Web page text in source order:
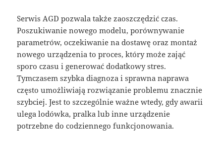
Serwis AGD pozwala także zaoszczędzić czas.
Poszukiwanie nowego modelu, porównywanie
parametrów, oczekiwanie na dostawę oraz montaż
nowego urządzenia to proces, który może zająć
sporo czasu i generować dodatkowy stres.
Tymczasem szybka diagnoza i sprawna naprawa
często umożliwiają rozwiązanie problemu znacznie
szybciej. Jest to szczególnie ważne wtedy, gdy awarii
ulega lodówka, pralka lub inne urządzenie
potrzebne do codziennego funkcjonowania.